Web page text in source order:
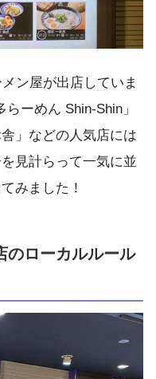
ン屋が出店していま
ーめん Shin-Shin」
」などの人気店には
見計らって一気に並
みました！
のローカルルール